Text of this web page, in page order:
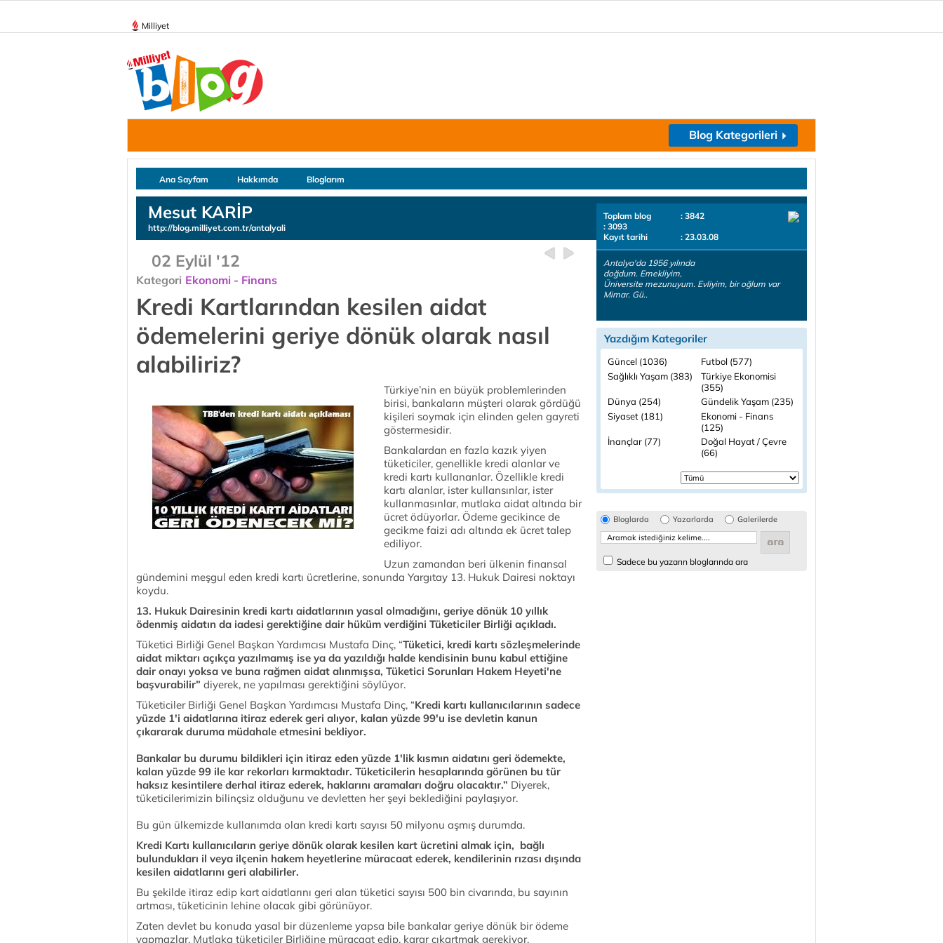
Milliyet
Blog Kategorileri
Ana Sayfam Hakkımda Bloglarım
Mesut KARİP
http://blog.milliyet.com.tr/antalyali
02 Eylül '12
Kategori Ekonomi - Finans
Kredi Kartlarından kesilen aidat
ödemelerini geriye dönük olarak nasıl
alabiliriz?
Türkiye’nin en büyük problemlerinden
birisi, bankaların müşteri olarak gördüğü
kişileri soymak için elinden gelen gayreti
göstermesidir.
Bankalardan en fazla kazık yiyen
tüketiciler, genellikle kredi alanlar ve
kredi kartı kullananlar. Özellikle kredi
kartı alanlar, ister kullansınlar, ister
kullanmasınlar, mutlaka aidat altında bir
ücret ödüyorlar. Ödeme gecikince de
gecikme faizi adı altında ek ücret talep
ediliyor.
Uzun zamandan beri ülkenin finansal
gündemini meşgul eden kredi kartı ücretlerine, sonunda Yargıtay 13. Hukuk Dairesi noktayı
koydu.
13. Hukuk Dairesinin kredi kartı aidatlarının yasal olmadığını, geriye dönük 10 yıllık
ödenmiş aidatın da iadesi gerektiğine dair hüküm verdiğini Tüketiciler Birliği açıkladı.
Tüketici Birliği Genel Başkan Yardımcısı Mustafa Dinç, “Tüketici, kredi kartı sözleşmelerinde
aidat miktarı açıkça yazılmamış ise ya da yazıldığı halde kendisinin bunu kabul ettiğine
dair onayı yoksa ve buna rağmen aidat alınmışsa, Tüketici Sorunları Hakem Heyeti'ne
başvurabilir” diyerek, ne yapılması gerektiğini söylüyor.
Tüketiciler Birliği Genel Başkan Yardımcısı Mustafa Dinç, “Kredi kartı kullanıcılarının sadece
yüzde 1'i aidatlarına itiraz ederek geri alıyor, kalan yüzde 99'u ise devletin kanun
çıkararak duruma müdahale etmesini bekliyor.
Bankalar bu durumu bildikleri için itiraz eden yüzde 1'lik kısmın aidatını geri ödemekte,
kalan yüzde 99 ile kar rekorları kırmaktadır. Tüketicilerin hesaplarında görünen bu tür
haksız kesintilere derhal itiraz ederek, haklarını aramaları doğru olacaktır.” Diyerek,
tüketicilerimizin bilinçsiz olduğunu ve devletten her şeyi beklediğini paylaşıyor.
Bu gün ülkemizde kullanımda olan kredi kartı sayısı 50 milyonu aşmış durumda.
Kredi Kartı kullanıcıların geriye dönük olarak kesilen kart ücretini almak için, bağlı
bulundukları il veya ilçenin hakem heyetlerine müracaat ederek, kendilerinin rızası dışında
kesilen aidatlarını geri alabilirler.
Bu şekilde itiraz edip kart aidatlarını geri alan tüketici sayısı 500 bin civarında, bu sayının
artması, tüketicinin lehine olacak gibi görünüyor.
Zaten devlet bu konuda yasal bir düzenleme yapsa bile bankalar geriye dönük bir ödeme
yapmazlar. Mutlaka tüketiciler Birliğine müracaat edip, karar çıkartmak gerekiyor.
Toplam blog
: 3842
: 3093
Kayıt tarihi
: 23.03.08
Antalya'da 1956 yılında
doğdum. Emekliyim,
Üniversite mezunuyum. Evliyim, bir oğlum var
Mimar. Gü..
Yazdığım Kategoriler
Güncel (1036)
Futbol (577)
Sağlıklı Yaşam (383)
Türkiye Ekonomisi
(355)
Dünya (254)
Gündelik Yaşam (235)
Siyaset (181)
Ekonomi - Finans
(125)
İnançlar (77) Doğal Hayat / Çevre
(66)
Bloglarda Yazarlarda Galerilerde
Sadece bu yazarın bloglarında ara